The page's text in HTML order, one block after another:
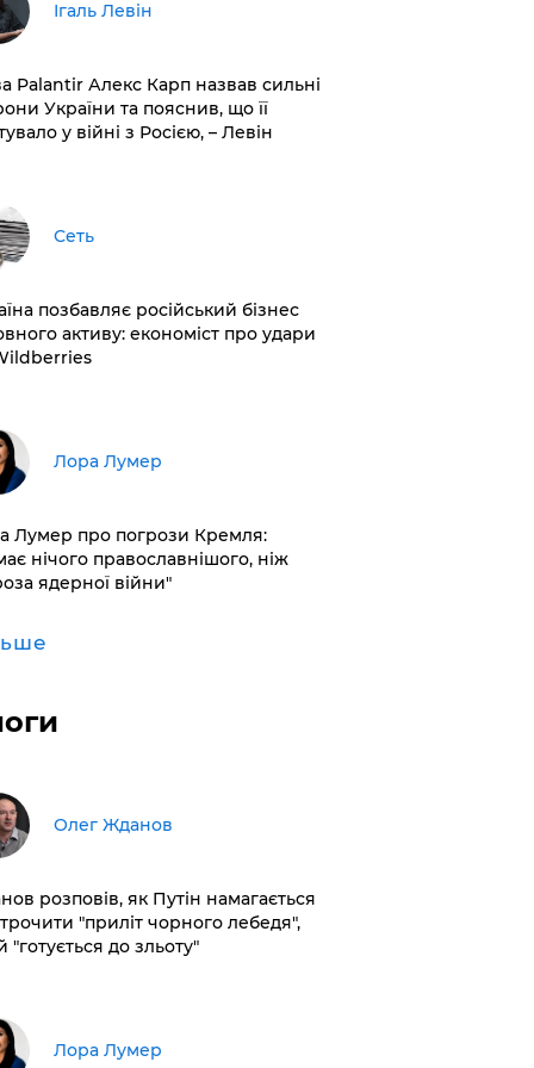
Ігаль Левін
Palantir Алекс Карп назвав сильні
України та пояснив, що її
у війні з Росією, – Левін
Сеть
позбавляє російський бізнес
активу: економіст про удари
​Лора Лумер
Лумер про погрози Кремля:
нічого православнішого, ніж
ядерної війни"
Олег Жданов
розповів, як Путін намагається
"приліт чорного лебедя",
"готується до зльоту"
​Лора Лумер